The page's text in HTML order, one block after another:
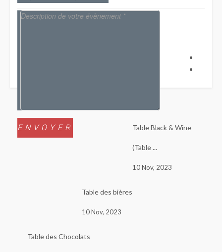
Table Black & Wine
(Table ...
10 Nov, 2023
Table des bières
10 Nov, 2023
Table des Chocolats